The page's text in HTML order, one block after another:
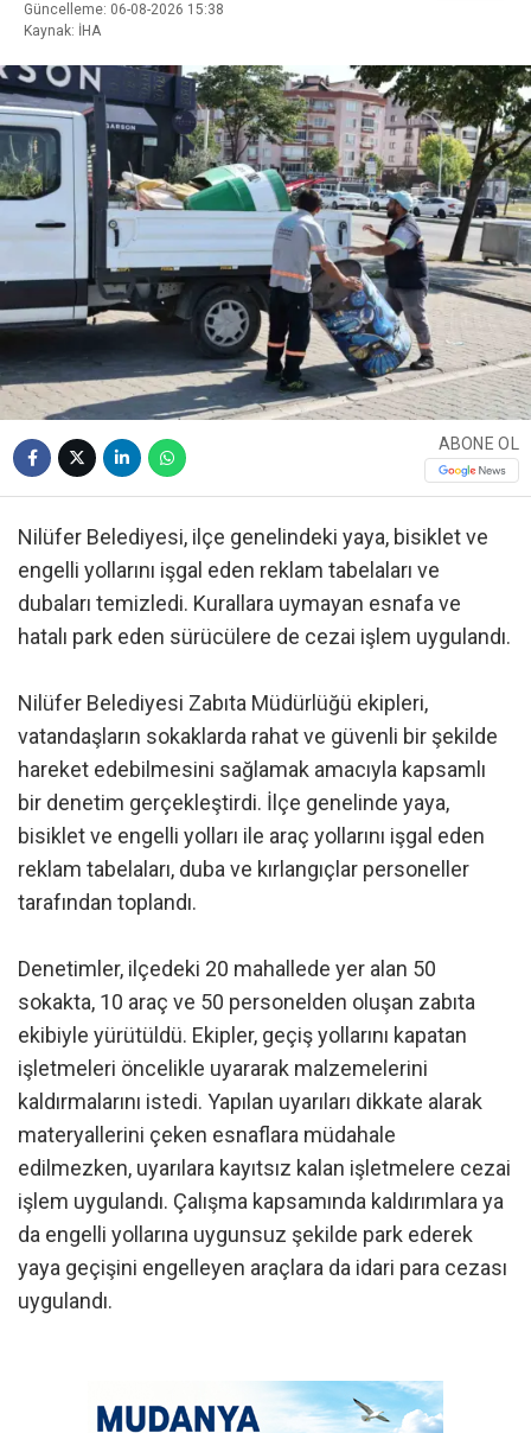
Güncelleme: 06-08-2026 15:38
Kaynak: İHA
ABONE OL
Nilüfer Belediyesi, ilçe genelindeki yaya, bisiklet ve
engelli yollarını işgal eden reklam tabelaları ve
dubaları temizledi. Kurallara uymayan esnafa ve
hatalı park eden sürücülere de cezai işlem uygulandı.
Nilüfer Belediyesi Zabıta Müdürlüğü ekipleri,
vatandaşların sokaklarda rahat ve güvenli bir şekilde
hareket edebilmesini sağlamak amacıyla kapsamlı
bir denetim gerçekleştirdi. İlçe genelinde yaya,
bisiklet ve engelli yolları ile araç yollarını işgal eden
reklam tabelaları, duba ve kırlangıçlar personeller
tarafından toplandı.
Denetimler, ilçedeki 20 mahallede yer alan 50
sokakta, 10 araç ve 50 personelden oluşan zabıta
ekibiyle yürütüldü. Ekipler, geçiş yollarını kapatan
işletmeleri öncelikle uyararak malzemelerini
kaldırmalarını istedi. Yapılan uyarıları dikkate alarak
materyallerini çeken esnaflara müdahale
edilmezken, uyarılara kayıtsız kalan işletmelere cezai
işlem uygulandı. Çalışma kapsamında kaldırımlara ya
da engelli yollarına uygunsuz şekilde park ederek
yaya geçişini engelleyen araçlara da idari para cezası
uygulandı.